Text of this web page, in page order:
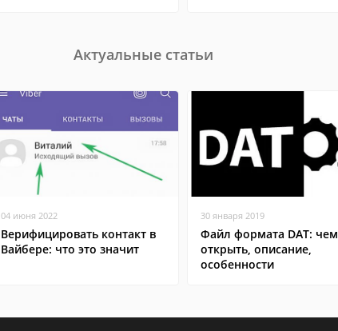
Актуальные статьи
04 июня 2022
Верифицировать контакт в
Вайбере: что это значит
30 января 2019
Файл формата DAT: чем
открыть, описание,
особенности